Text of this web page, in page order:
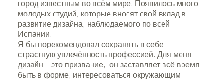
город известным во всём мире. Появилось много
молодых студий, которые вносят свой вклад в
развитие дизайна, наблюдаемого по всей
Испании.
Я бы порекомендовал сохранять в себе
страстную увлечённость профессией. Для меня
дизайн – это призвание, он заставляет всё время
быть в форме, интересоваться окружающим